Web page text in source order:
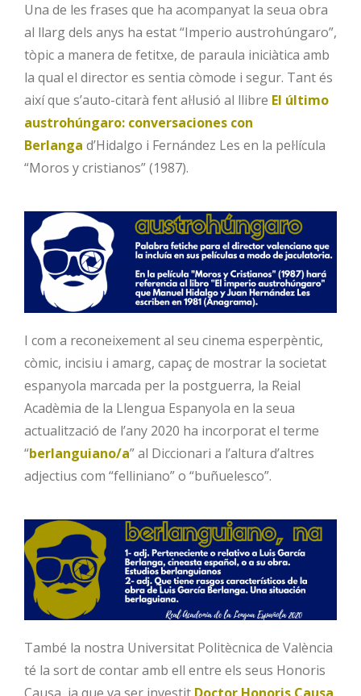
Una de les frases que ha acompanyat la seua obra
al llarg dels anys ha estat “Imperio austrohúngaro”,
tòpic a manera de fetitxe, de paraula iniciàtica amb
la qual el director es sentia còmode i segur. Tant és
així que s’auto-citarà fent al·lusió al llibre El último
austrohúngaro: conversaciones con
Berlanga d’Hidalgo i Fernández Les en la pel·lícula
“Moros y cristianos” (1987).
I com a reconeixement al seu cinema esperpèntic,
còmic, incisiu i amarg, capaç de mostrar la societat
espanyola marcada per la postguerra, la Reial
Acadèmia de la Llengua Espanyola en la seua
actualització de l’any 2020 ha incorporat el terme
“berlanguiano/a” al Diccionari a l’altura d’altres
adjectius com “felliniano” o “buñuelesco”.
També la nostra Universitat Politècnica de València
té la sort de contar amb ell entre els seus Honoris